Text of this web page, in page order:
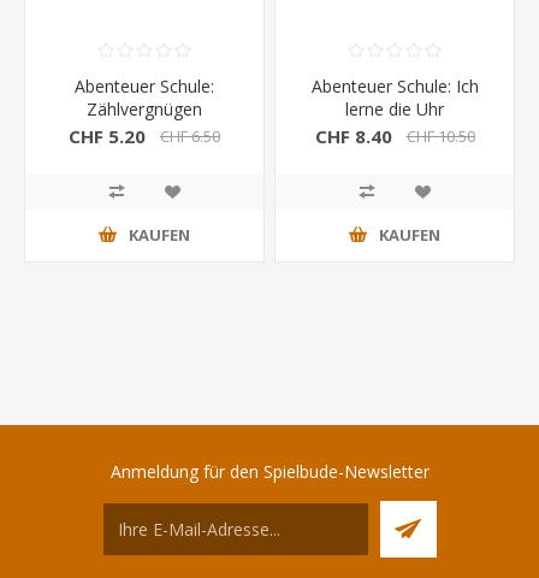
Abenteuer Schule:
Zählvergnügen
CHF 5.20 CHF 6.50
KAUFEN
Abenteuer Schule: Ich
lerne die Uhr
CHF 8.40 CHF 10.50
KAUFEN
Anmeldung für den Spielbude-Newsletter